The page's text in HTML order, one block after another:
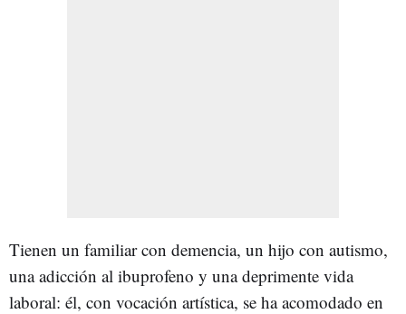
Tienen un familiar con demencia, un hijo con autismo,
una adicción al ibuprofeno y una deprimente vida
laboral: él, con vocación artística, se ha acomodado en